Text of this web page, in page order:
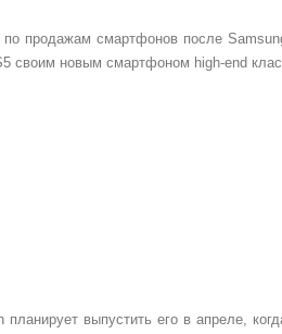
продажам смартфонов после
своим новым смартфоном high-end
выпустить его в апреле,